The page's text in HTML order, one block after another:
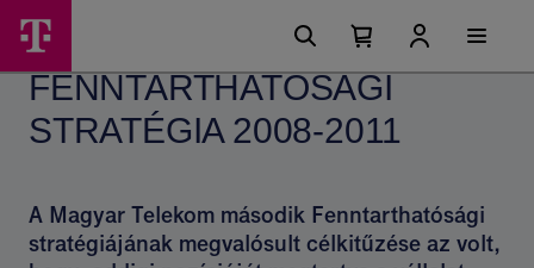
Fenntarthatósági
stratégia
2008-
2011
Magyar
Telekom
Főmenü
lehetőségek
Kosárban
elemek
száma
0
Kosár
FENNTARTHATÓSÁGI
STRATÉGIA 2008-2011
A Magyar Telekom második Fenntarthatósági
stratégiájának megvalósult célkitűzése az volt,